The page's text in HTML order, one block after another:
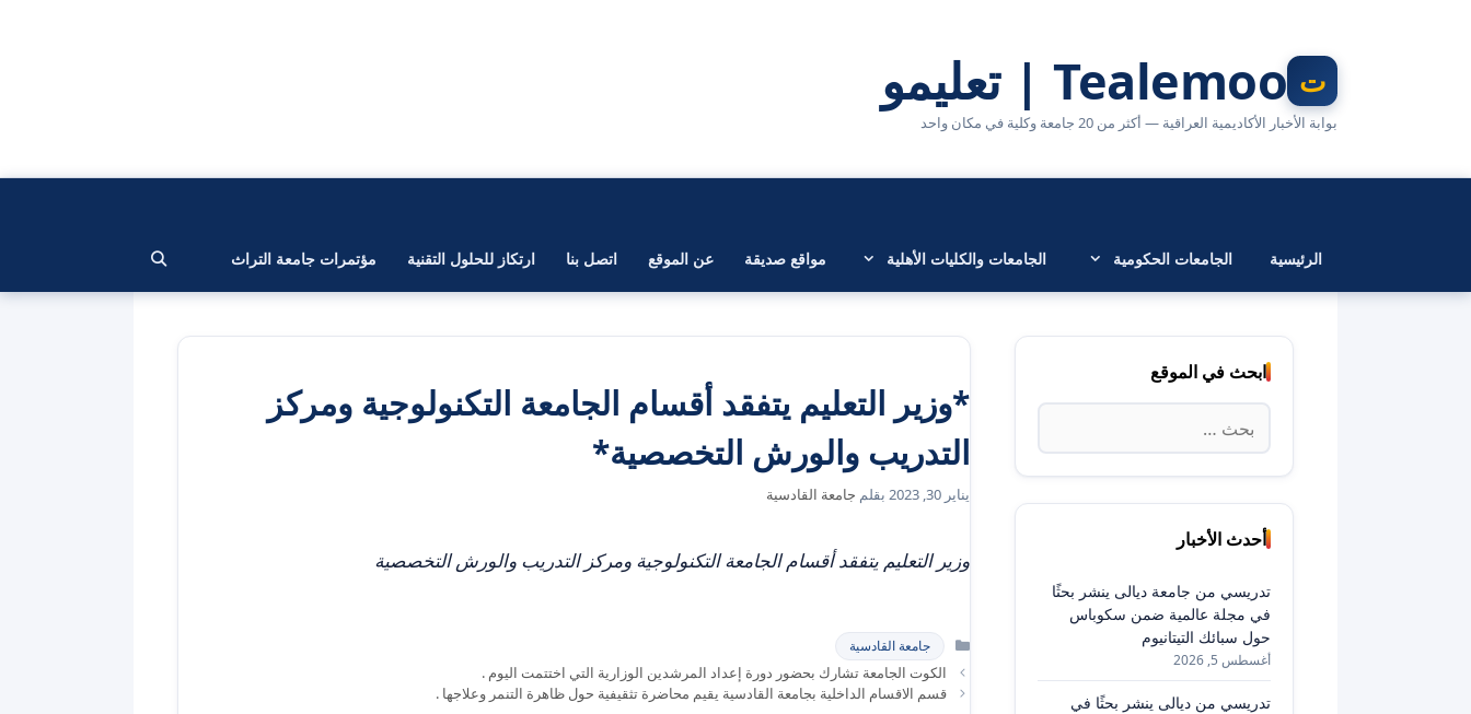
Tealemoo | تعليمو
بوابة الأخبار الأكاديمية العراقية — أكثر من 20 جامعة وكلية في مكان واحد
الرئيسية الجامعات الحكومية الجامعات والكليات الأهلية مواقع صديقة عن الموقع اتصل بنا ارتكاز للحلول التقنية مؤتمرات جامعة التراث
*وزير التعليم يتفقد أقسام الجامعة التكنولوجية ومركز
التدريب والورش التخصصية*
يناير 30, 2023 بقلم جامعة القادسية
وزير التعليم يتفقد أقسام الجامعة التكنولوجية ومركز التدريب والورش التخصصية
التصنيفات
جامعة القادسية
الكوت الجامعة تشارك بحضور دورة إعداد المرشدين الوزارية التي اختتمت اليوم .
قسم الاقسام الداخلية بجامعة القادسية يقيم محاضرة تثقيفية حول ظاهرة التنمر وعلاجها .
ابحث في الموقع
البحث
عن:
أحدث الأخبار
تدريسي من جامعة ديالى ينشر بحثًا
في مجلة عالمية ضمن سكوباس
حول سبائك التيتانيوم
أغسطس 5, 2026
تدريسي من ديالى ينشر بحثًا في